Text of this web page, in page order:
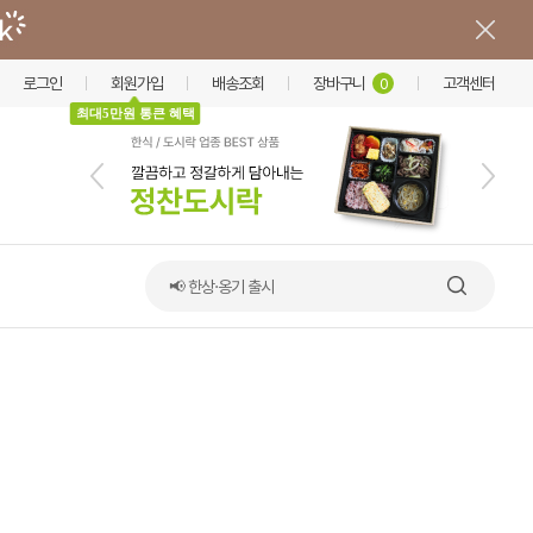
로그인 회원가입
최대5만원 통큰 혜택
배송조회 장바구니 0 고객센터
📢 한상·옹기 출시